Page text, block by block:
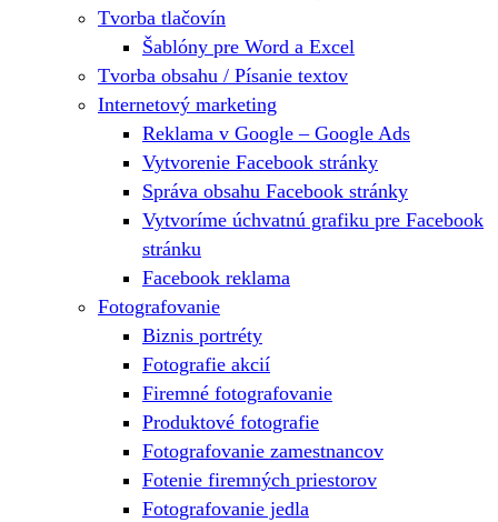
Tvorba tlačovín
Šablóny pre Word a Excel
Tvorba obsahu / Písanie textov
Internetový marketing
Reklama v Google – Google Ads
Vytvorenie Facebook stránky
Správa obsahu Facebook stránky
Vytvoríme úchvatnú grafiku pre Facebook
stránku
Facebook reklama
Fotografovanie
Biznis portréty
Fotografie akcií
Firemné fotografovanie
Produktové fotografie
Fotografovanie zamestnancov
Fotenie firemných priestorov
Fotografovanie jedla